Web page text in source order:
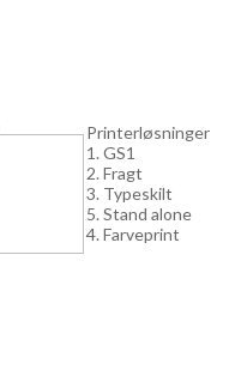
Printerløsninger
1. GS1
2. Fragt
3. Typeskilt
5. Stand alone
4. Farveprint